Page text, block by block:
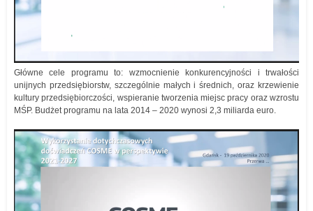
Główne cele programu to: wzmocnienie konkurencyjności i trwałości
unijnych przedsiębiorstw, szczególnie małych i średnich, oraz krzewienie
kultury przedsiębiorczości, wspieranie tworzenia miejsc pracy oraz wzrostu
MŚP. Budżet programu na lata 2014 – 2020 wynosi 2,3 miliarda euro.